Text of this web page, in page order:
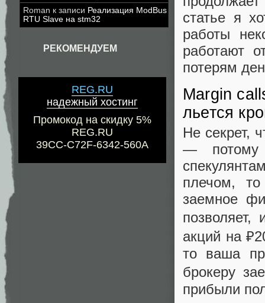
Roman к записи Реализация ModBus
RTU Slave на stm32
РЕКОМЕНДУЕМ
REG.RU
надежный хостинг
Промокод на скидку 5%
REG.RU
39CC-C72F-6342-560A
статье я
работы
работают
потерям
Margin
льется
Не секрет,
— потому
плечом,
заемное
позволяет,
акций на
то ваша
брокеру
прибыли